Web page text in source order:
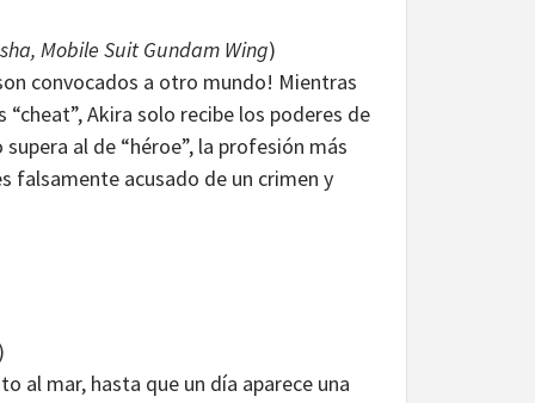
Mobile Suit Gundam Wing)
convocados a otro mundo! Mientras
Akira solo recibe los poderes de
al de “héroe”, la profesión más
falsamente acusado de un crimen y
al mar, hasta que un día aparece una